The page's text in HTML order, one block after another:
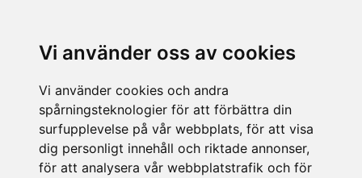
Vi använder oss av cookies
Vi använder cookies och andra
spårningsteknologier för att förbättra din
surfupplevelse på vår webbplats, för att visa
dig personligt innehåll och riktade annonser,
för att analysera vår webbplatstrafik och för